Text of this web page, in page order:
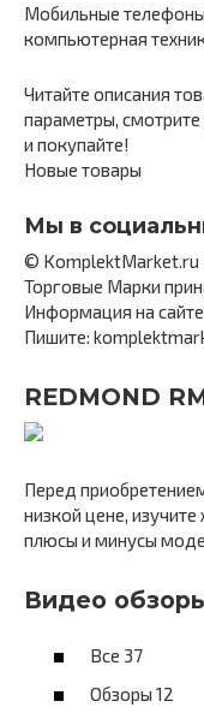
Мобильные
компьютерная
Читайте описания
параметры,
и покупайте!
Новые товары
Мы в
© KomplektMarket.ru
Торговые Марки
Информация на
Пишите:
REDMOND
Перед
низкой цене, изучите
плюсы и минусы
Видео
Все 37
Обзоры 12